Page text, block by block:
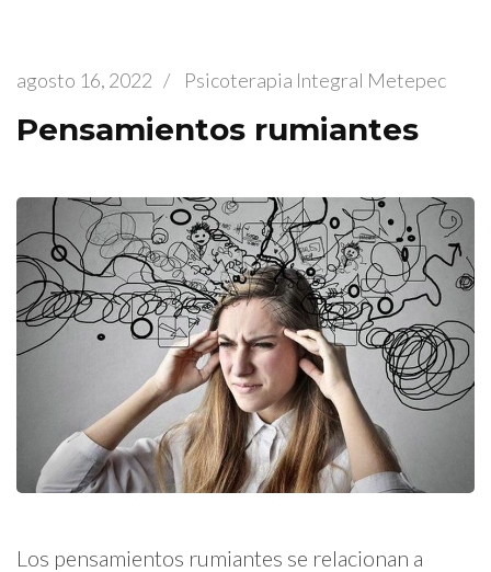
agosto 16, 2022 / Psicoterapia Integral Metepec
Pensamientos rumiantes
Los pensamientos rumiantes se relacionan a